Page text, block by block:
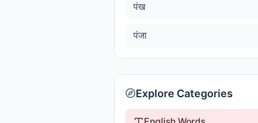
पंख
पंजा
Explore Categories